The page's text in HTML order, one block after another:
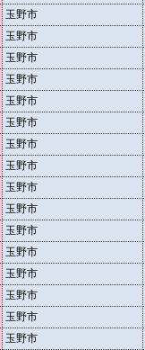
玉野市
玉野市
玉野市
玉野市
玉野市
玉野市
玉野市
玉野市
玉野市
玉野市
玉野市
玉野市
玉野市
玉野市
玉野市
玉野市